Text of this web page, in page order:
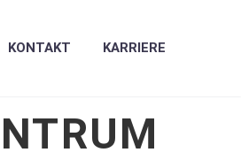
KONTAKT KARRIERE